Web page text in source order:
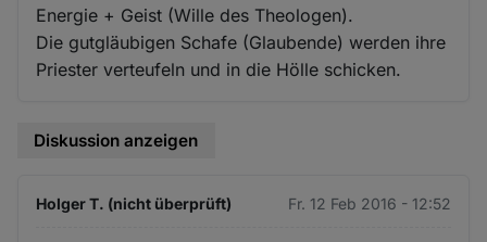
Energie + Geist (Wille des Theologen).
Die gutgläubigen Schafe (Glaubende) werden ihre
Priester verteufeln und in die Hölle schicken.
Diskussion anzeigen
Holger T. (nicht überprüft) Fr. 12 Feb 2016 - 12:52